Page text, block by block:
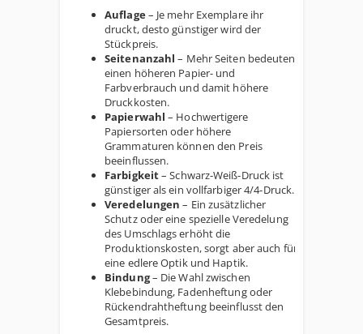
Auflage– Je mehr Exemplare ihr
druckt, desto günstiger wird der
Stückpreis.
Seitenanzahl – Mehr Seiten bedeuten
einen höheren Papier- und
Farbverbrauch und damit höhere
Druckkosten.
Papierwahl – Hochwertigere
Papiersorten oder höhere
Grammaturen können den Preis
beeinflussen.
Farbigkeit– Schwarz-Weiß-Druck ist
günstiger als ein vollfarbiger 4/4-Druck.
Veredelungen – Ein zusätzlicher
Schutz oder eine spezielle Veredelung
des Umschlags erhöht die
Produktionskosten, sorgt aber auch für
eine edlere Optik und Haptik.
Bindung– Die Wahl zwischen
Klebebindung, Fadenheftung oder
Rückendrahtheftung beeinflusst den
Gesamtpreis.